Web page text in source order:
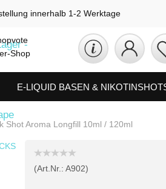
innerhalb 1-2 Werktage
E-LIQUID BASEN &
& SETS
Shot Aroma Longfill 10ml / 120ml
(Art.Nr.: A902)